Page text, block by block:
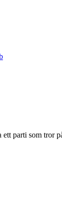
parti som